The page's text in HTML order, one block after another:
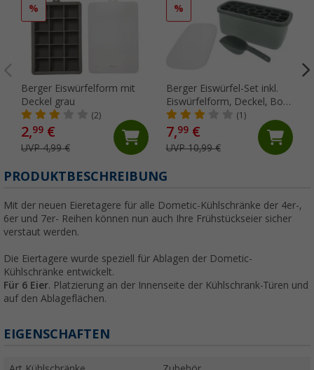
%
Berger Eiswürfelform mit
Deckel grau
(2)
2,99 €
UVP 4,99 €
%
Berger Eiswürfel-Set inkl.
Eiswürfelform, Deckel, Box
und Eisschaufel grün
(1)
7,99€
UVP 10,99 €
PRODUKTBESCHREIBUNG
Mit der neuen Eieretagere für alle Dometic-Kühlschränke der 4er-,
6er und 7er- Reihen können nun auch Ihre Frühstückseier sicher
verstaut werden.
Die Eiertagere wurde speziell für Ablagen der Dometic-
Kühlschränke entwickelt.
Für 6 Eier. Platzierung an der Innenseite der Kühlschrank-Türen und
auf den Ablageflächen.
EIGENSCHAFTEN